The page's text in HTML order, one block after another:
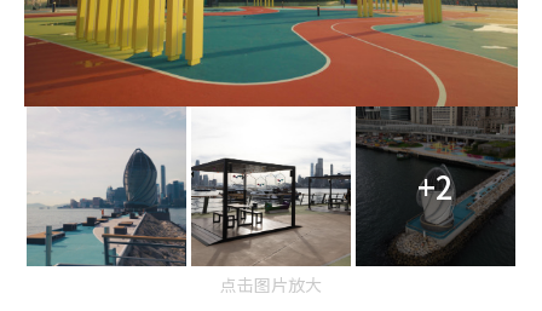
+2
点击图片放大